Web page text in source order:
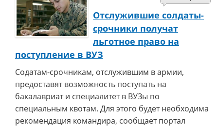
Отслужившие солдаты-
срочники получат
льготное право на
поступление в ВУЗ
Содатам-срочникам, отслужившим в армии,
предоставят возможность поступать на
бакалавриат и специалитет в ВУЗы по
специальным квотам. Для этого будет необходима
рекомендация командира, сообщает портал